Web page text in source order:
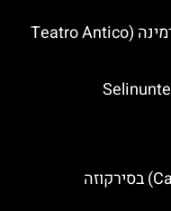
התיאטרון היווני העתיק של טאורמינה (Teatro Antico
הפארק הארכיאולוגי סלינונטה (Selinunte